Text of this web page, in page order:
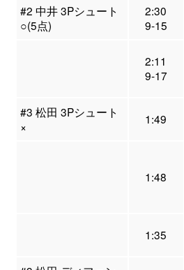
#2 中井 3Pシュート
○(5点)
2:30
9-15
2:11
9-17
#3 松田 3Pシュート
×
1:49
1:48
1:35